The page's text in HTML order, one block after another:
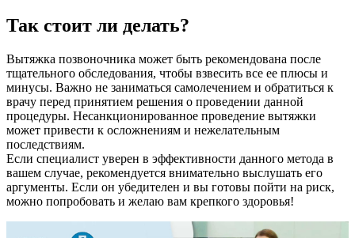
Так стоит ли делать?
Вытяжка позвоночника может быть рекомендована после
тщательного обследования, чтобы взвесить все ее плюсы и
минусы. Важно не заниматься самолечением и обратиться к
врачу перед принятием решения о проведении данной
процедуры. Несанкционированное проведение вытяжки
может привести к осложнениям и нежелательным
последствиям.
Если специалист уверен в эффективности данного метода в
вашем случае, рекомендуется внимательно выслушать его
аргументы. Если он убедителен и вы готовы пойти на риск,
можно попробовать и желаю вам крепкого здоровья!